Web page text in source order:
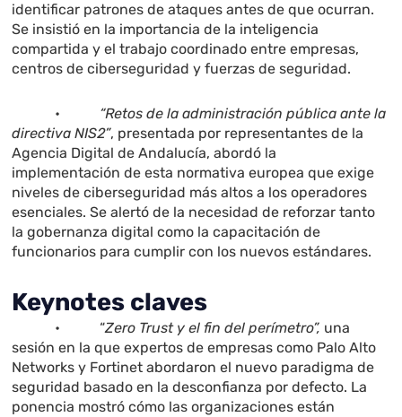
identificar patrones de ataques antes de que ocurran.
Se insistió en la importancia de la inteligencia
compartida y el trabajo coordinado entre empresas,
centros de ciberseguridad y fuerzas de seguridad.
• “Retos de la administración pública ante la
directiva NIS2”, presentada por representantes de la
Agencia Digital de Andalucía, abordó la
implementación de esta normativa europea que exige
niveles de ciberseguridad más altos a los operadores
esenciales. Se alertó de la necesidad de reforzar tanto
la gobernanza digital como la capacitación de
funcionarios para cumplir con los nuevos estándares.
Keynotes claves
• “Zero Trust y el fin del perímetro”, una
sesión en la que expertos de empresas como Palo Alto
Networks y Fortinet abordaron el nuevo paradigma de
seguridad basado en la desconfianza por defecto. La
ponencia mostró cómo las organizaciones están